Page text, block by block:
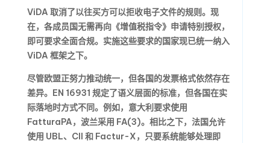
ViDA 取消了以往买方可以拒收电子文件的规则。现
在，各成员国无需再向《增值税指令》申请特别授权，
即可要求全面合规。实施这些要求的国家现已统一纳入
ViDA 框架之下。
尽管欧盟正努力推动统一，但各国的发票格式依然存在
差异。EN 16931 规定了语义层面的标准，但各国在实
际落地时方式不同。例如，意大利要求使用
FatturaPA，波兰采用 FA(3)。相比之下，法国允许
使用 UBL、CII 和 Factur-X，只要系统能够处理即